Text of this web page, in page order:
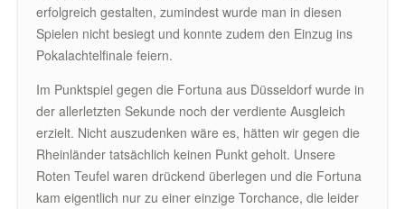
erfolgreich gestalten, zumindest wurde man in diesen
Spielen nicht besiegt und konnte zudem den Einzug ins
Pokalachtelfinale feiern.
Im Punktspiel gegen die Fortuna aus Düsseldorf wurde in
der allerletzten Sekunde noch der verdiente Ausgleich
erzielt. Nicht auszudenken wäre es, hätten wir gegen die
Rheinländer tatsächlich keinen Punkt geholt. Unsere
Roten Teufel waren drückend überlegen und die Fortuna
kam eigentlich nur zu einer einzige Torchance, die leider